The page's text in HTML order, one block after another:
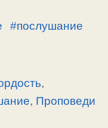
#послушание
,
, Проповеди